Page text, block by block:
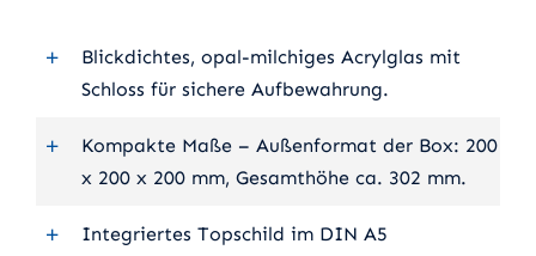
Blickdichtes, opal-milchiges Acrylglas mit
Schloss für sichere Aufbewahrung.
Kompakte Maße – Außenformat der Box: 200
x 200 x 200 mm, Gesamthöhe ca. 302 mm.
Integriertes Topschild im DIN A5